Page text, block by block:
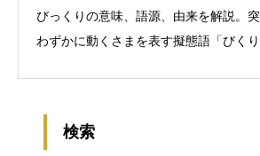
びっくりの意味、語源、由来を解説。突
わずかに動くさまを表す擬態語「びくり
検索